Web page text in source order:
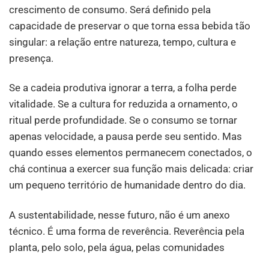
crescimento de consumo. Será definido pela
capacidade de preservar o que torna essa bebida tão
singular: a relação entre natureza, tempo, cultura e
presença.
Se a cadeia produtiva ignorar a terra, a folha perde
vitalidade. Se a cultura for reduzida a ornamento, o
ritual perde profundidade. Se o consumo se tornar
apenas velocidade, a pausa perde seu sentido. Mas
quando esses elementos permanecem conectados, o
chá continua a exercer sua função mais delicada: criar
um pequeno território de humanidade dentro do dia.
A sustentabilidade, nesse futuro, não é um anexo
técnico. É uma forma de reverência. Reverência pela
planta, pelo solo, pela água, pelas comunidades